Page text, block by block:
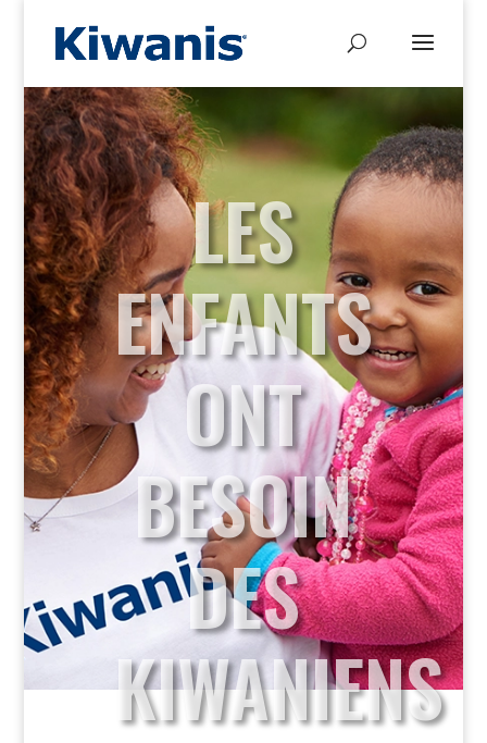
LES
ENFANTS
ONT
BESOIN
DES
KIWANIENS